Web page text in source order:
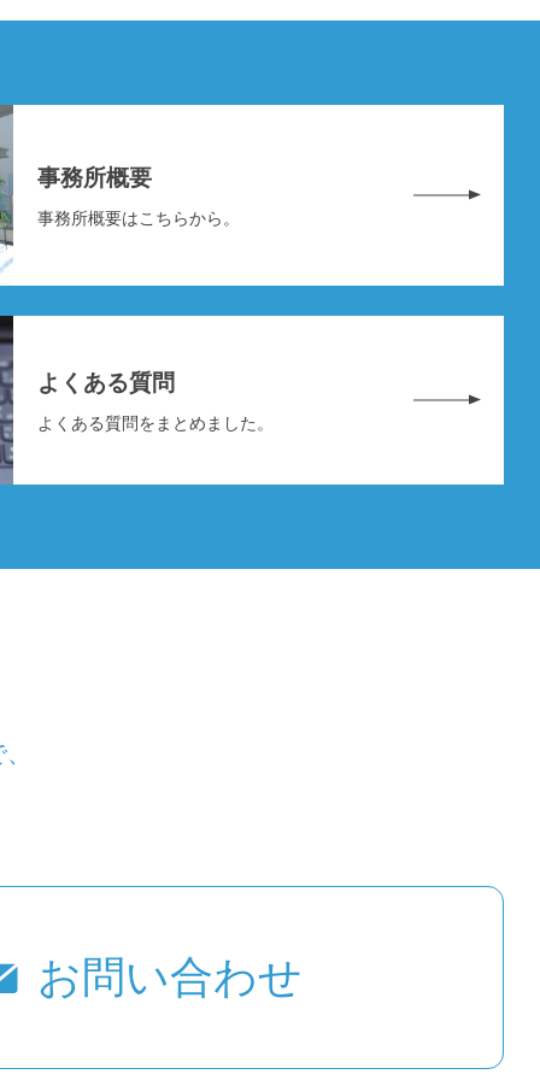
事務所概要
事務所概要はこちらから。
よくある質問
よくある質問をまとめました。
お問い合わせ